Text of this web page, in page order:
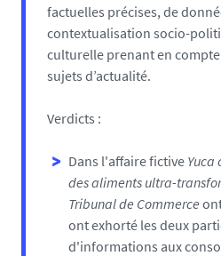
factuelles précises, de
contextualisation socio-
culturelle prenant en
sujets d’actualité.
Verdicts :
Dans l'affaire fictive Yuca
des aliments ultra-
Tribunal de Commerce
ont exhorté les deux
d'informations aux